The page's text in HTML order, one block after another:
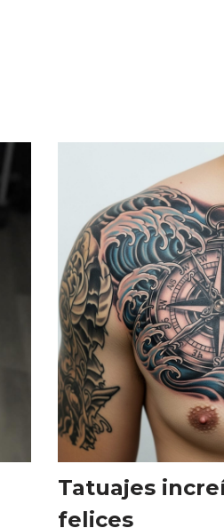
Tatuajes
felices